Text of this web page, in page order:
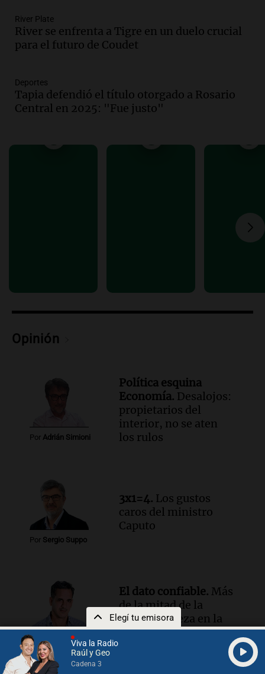
Viva la Radio
Raúl y Geo
Cadena 3
Elegí tu emisora
desaparecido mientras practicaba
kitesurf
Panorama Federal
porque el concurso “abre un espacio a la
creatividad”
Edición 2026
Audio.Femicidio por fuego en el auto:
estatal: la SENAF asegura que se enteró
Audio.Los gustos caros del ministro
3x1:4
River Plate
River se enfrenta a Tigre en un duelo crucial
para el futuro de Coudet
Deportes
Tapia defendió el título otorgado a Rosario
Central en 2025: "Fue justo"
Opinión
Por Adrián Simioni
Política esquina
Economía. Desalojos:
propietarios del
interior, no se aten
los rulos
Por Sergio Suppo
3x1=4. Los gustos
caros del ministro
Caputo
Por
Federico Albarenque
El dato confiable. Más
de la mitad de la
población reza en la
intimidad, según un